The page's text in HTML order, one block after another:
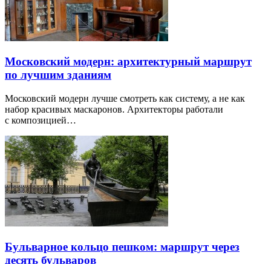
Московский модерн: архитектурный маршрут
по лучшим зданиям
Московский модерн лучше смотреть как систему, а не как
набор красивых маскаронов. Архитекторы работали
с композицией…
Бульварное кольцо пешком: маршрут через
десять бульваров